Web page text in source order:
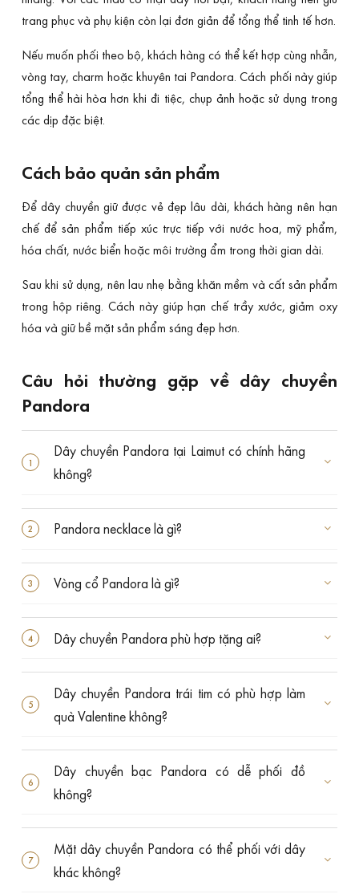
trang phục và phụ kiện còn lại đơn giản để tổng thể tinh tế hơn.
Nếu muốn phối theo bộ, khách hàng có thể kết hợp cùng nhẫn,
vòng tay, charm hoặc khuyên tai Pandora. Cách phối này giúp
tổng thể hài hòa hơn khi đi tiệc, chụp ảnh hoặc sử dụng trong
các dịp đặc biệt.
Cách bảo quản sản phẩm
Để dây chuyền giữ được vẻ đẹp lâu dài, khách hàng nên hạn
chế để sản phẩm tiếp xúc trực tiếp với nước hoa, mỹ phẩm,
hóa chất, nước biển hoặc môi trường ẩm trong thời gian dài.
Sau khi sử dụng, nên lau nhẹ bằng khăn mềm và cất sản phẩm
trong hộp riêng. Cách này giúp hạn chế trầy xước, giảm oxy
hóa và giữ bề mặt sản phẩm sáng đẹp hơn.
Câu hỏi thường gặp về dây chuyền
Pandora
Dây chuyền Pandora tại Laimut có chính hãng
không?
Pandora necklace là gì?
Vòng cổ Pandora là gì?
Dây chuyền Pandora phù hợp tặng ai?
Dây chuyền Pandora trái tim có phù hợp làm
quà Valentine không?
Dây chuyền bạc Pandora có dễ phối đồ
không?
Mặt dây chuyền Pandora có thể phối với dây
khác không?